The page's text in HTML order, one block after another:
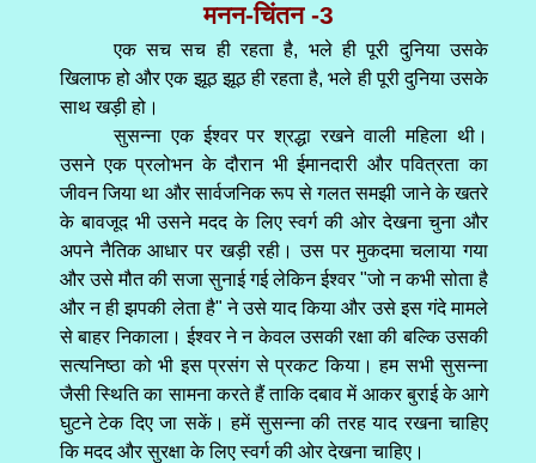
मनन-चिंतन -3
एक सच सच ही रहता है, भले ही पूरी दुनिया उसके
खिलाफ हो और एक झूठ झूठ ही रहता है, भले ही पूरी दुनिया उसके
साथ खड़ी हो।
सुसन्ना एक ईश्वर पर श्रद्धा रखने वाली महिला थी।
उसने एक प्रलोभन के दौरान भी ईमानदारी और पवित्रता का
जीवन जिया था और सार्वजनिक रूप से गलत समझी जाने के खतरे
के बावजूद भी उसने मदद के लिए स्वर्ग की ओर देखना चुना और
अपने नैतिक आधार पर खड़ी रही। उस पर मुकदमा चलाया गया
और उसे मौत की सजा सुनाई गई लेकिन ईश्वर "जो न कभी सोता है
और न ही झपकी लेता है" ने उसे याद किया और उसे इस गंदे मामले
से बाहर निकाला। ईश्वर ने न केवल उसकी रक्षा की बल्कि उसकी
सत्यनिष्ठा को भी इस प्रसंग से प्रकट किया। हम सभी सुसन्ना
जैसी स्थिति का सामना करते हैं ताकि दबाव में आकर बुराई के आगे
घुटने टेक दिए जा सकें। हमें सुसन्ना की तरह याद रखना चाहिए
कि मदद और सुरक्षा के लिए स्वर्ग की ओर देखना चाहिए।